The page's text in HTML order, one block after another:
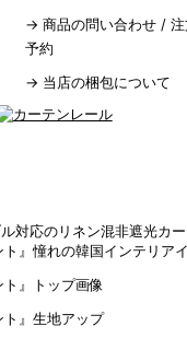
→ 商品の問い合わせ / 注
予約
→ 当店の梱包について
対応のリネン混非遮光カー